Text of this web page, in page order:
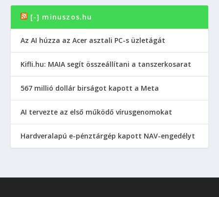
[-] minuszos.hu
Az AI húzza az Acer asztali PC-s üzletágát
Kifli.hu: MAIA segít összeállítani a tanszerkosarat
567 millió dollár birságot kapott a Meta
AI tervezte az első működő vírusgenomokat
Hardveralapú e-pénztárgép kapott NAV-engedélyt